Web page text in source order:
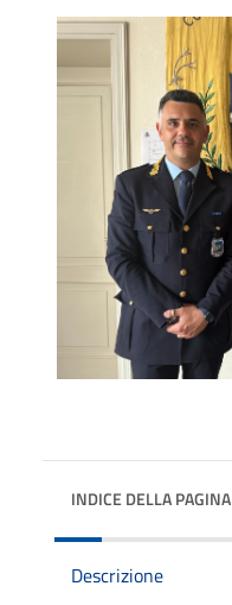
INDICE DELLA PAGINA
Descrizione